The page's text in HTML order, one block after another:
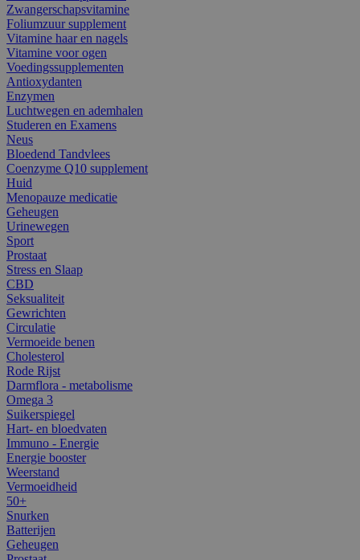
Zwangerschapsvitamine
Foliumzuur supplement
Vitamine haar en nagels
Vitamine voor ogen
Voedingssupplementen
Antioxydanten
Enzymen
Luchtwegen en ademhalen
Studeren en Examens
Neus
Bloedend Tandvlees
Coenzyme Q10 supplement
Huid
Menopauze medicatie
Geheugen
Urinewegen
Sport
Prostaat
Stress en Slaap
CBD
Seksualiteit
Gewrichten
Circulatie
Vermoeide benen
Cholesterol
Rode Rijst
Darmflora - metabolisme
Omega 3
Suikerspiegel
Hart- en bloedvaten
Immuno - Energie
Energie booster
Weerstand
Vermoeidheid
50+
Snurken
Batterijen
Geheugen